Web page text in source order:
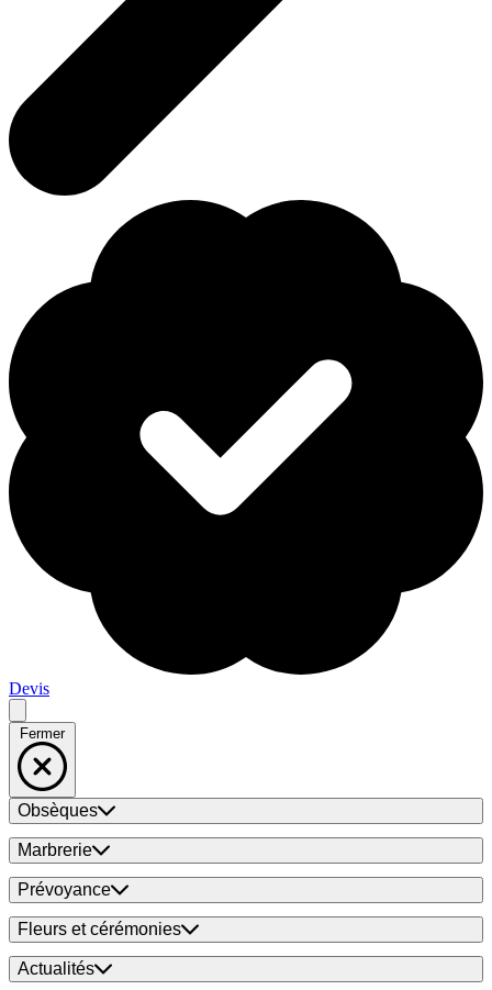
Devis
Fermer
Obsèques
Marbrerie
Prévoyance
Fleurs et cérémonies
Actualités